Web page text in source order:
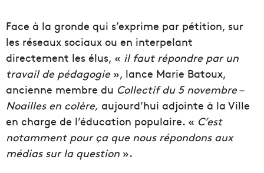
Face à la gronde qui s’exprime par pétition, sur
les réseaux sociaux ou en interpelant
directement les élus, « il faut répondre par un
travail de pédagogie», lance Marie Batoux,
ancienne membre du Collectif du 5 novembre –
Noailles en colère, aujourd’hui adjointe à la Ville
en charge de l’éducation populaire. « C’est
notamment pour ça que nous répondons aux
médias sur la question ».